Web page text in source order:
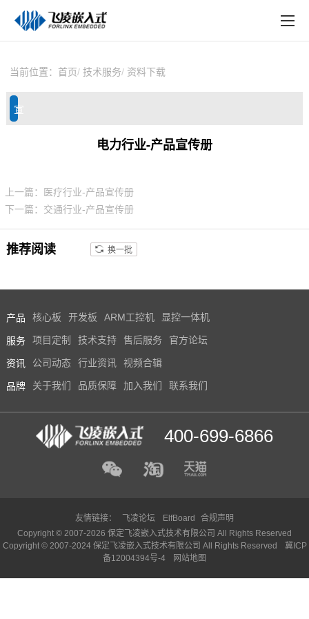
关于飞凌
天猫商城
技术论坛
在线购买
当前位置： 首页 技术服务 资料下载
宣
电力行业-产品宣传册
上一篇：医疗行业-产品宣传册
下一篇：交通行业-产品宣传册
推荐阅读 换一批
产品 核心板 开发板 ARM工控机 显控一体机
服务 项目定制 技术支持 售后服务 官方论坛
资讯 公司动态 行业资讯 视频合辑
品牌 关于我们 品质保障 加入我们 联系我们
400-699-6866
友情链接： 飞凌论坛 ElfBoard
合规声明
Copyright © 2007-2026 保定飞凌嵌入式技术有限公司 All Rights Reserved
Copyright © 2007-2024 保定飞凌嵌入式技术有限公司 All Rights Reserved
冀ICP
备12004394号-4
网站地图